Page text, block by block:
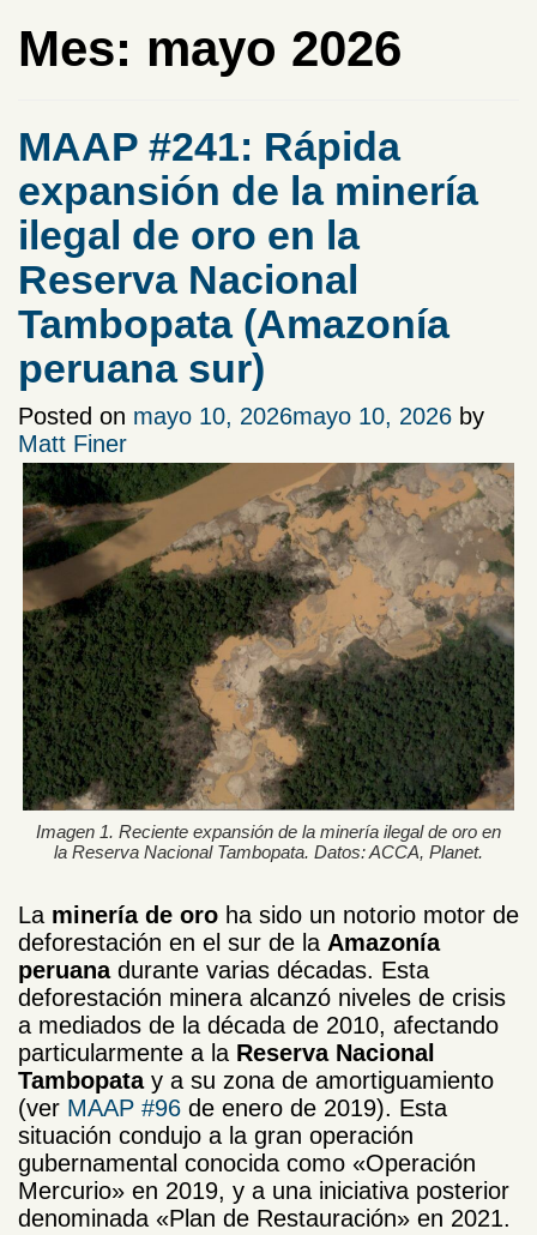
Mes: mayo 2026
MAAP #241: Rápida
expansión de la minería
ilegal de oro en la
Reserva Nacional
Tambopata (Amazonía
peruana sur)
Posted on mayo 10, 2026mayo 10, 2026 by
Matt Finer
Imagen 1. Reciente expansión de la minería ilegal de oro en
la Reserva Nacional Tambopata. Datos: ACCA, Planet.
La minería de oro ha sido un notorio motor de
deforestación en el sur de la Amazonía
peruanadurante varias décadas. Esta
deforestación minera alcanzó niveles de crisis
a mediados de la década de 2010, afectando
particularmente a la Reserva Nacional
Tambopatay a su zona de amortiguamiento
(ver MAAP #96 de enero de 2019). Esta
situación condujo a la gran operación
gubernamental conocida como «Operación
Mercurio» en 2019, y a una iniciativa posterior
denominada «Plan de Restauración» en 2021.